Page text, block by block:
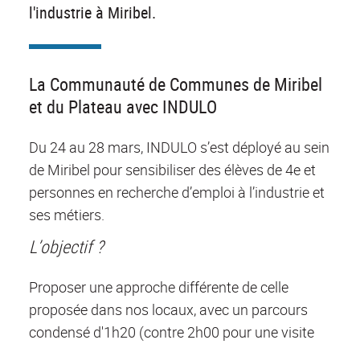
l'industrie à Miribel.
La Communauté de Communes de Miribel
et du Plateau avec INDULO
Du 24 au 28 mars, INDULO s’est déployé au sein
de Miribel pour sensibiliser des élèves de 4e et
personnes en recherche d’emploi à l’industrie et
ses métiers.
L’objectif ?
Proposer une approche différente de celle
proposée dans nos locaux, avec un parcours
condensé d'1h20 (contre 2h00 pour une visite